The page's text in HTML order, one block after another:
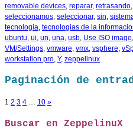
removable devices, reparar, retrasando,
seleccionamos, seleccionar, sin,
tecnologia, tecnologias de la
ubuntu, ui, un, una, usb, Use ISO image,
VM/Settings, vmware, vmx, vsphere,
workstation pro, Y, zeppelinux
Paginación de
1 2 3 4 10 »
Buscar en ZeppelinuX